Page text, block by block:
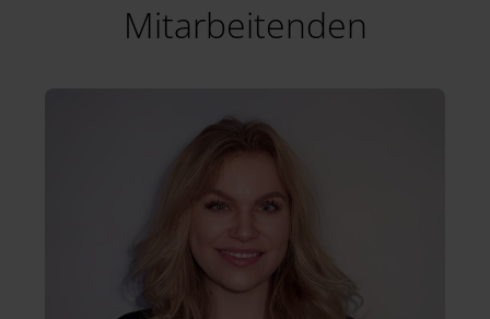
Mitarbeitenden